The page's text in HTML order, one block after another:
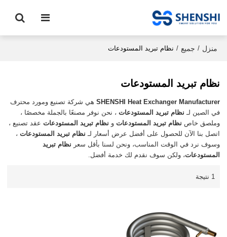
منزل / جميع / نظام تبريد المستودعات
نظام تبريد المستودعات
SHENSHI Heat Exchanger Manufacturer​ هي شركة تصنيع ومورد محترف
في الصين لـ نظام تبريد المستودعات ، نحن نوفر مصنعًا بالجملة مخصصًا ،
وملصق خاص نظام تبريد المستودعات و نظام تبريد المستودعات عقد تصنيع ،
اتصل بنا الآن للحصول على أفضل عرض أسعار لـ نظام تبريد المستودعات ،
وسوف نرد في الوقت المناسب، ونحن لسنا بأقل سعر نظام تبريد
المستودعات، ولكن سوف نقدم لك خدمة أفضل.
1 نتيجة